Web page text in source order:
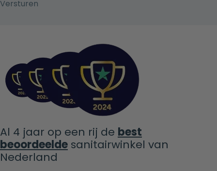
Al 4 jaar op een rij de best
beoordeelde sanitairwinkel van
Nederland